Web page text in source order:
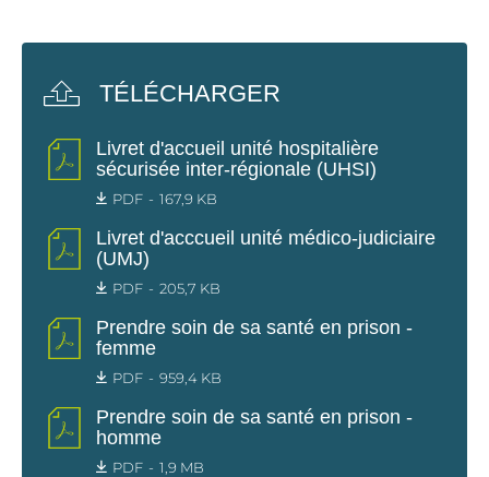
TÉLÉCHARGER
Livret d'accueil unité hospitalière
sécurisée inter-régionale (UHSI)
PDF 167,9 KB
Livret d'acccueil unité médico-judiciaire
(UMJ)
PDF 205,7 KB
Prendre soin de sa santé en prison -
femme
PDF 959,4 KB
Prendre soin de sa santé en prison -
homme
PDF 1,9 MB